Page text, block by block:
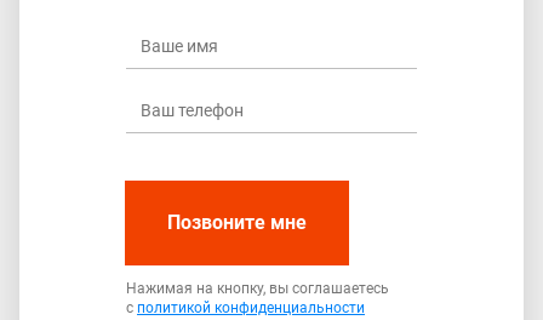
Позвоните мне
Нажимая на кнопку, вы соглашаетесь
с политикой конфиденциальности